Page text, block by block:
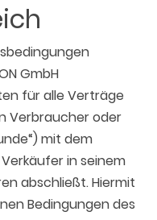
GmbH
für alle Verträge
Verbraucher oder
mit dem
in seinem
abschließt. Hiermit
Bedingungen des